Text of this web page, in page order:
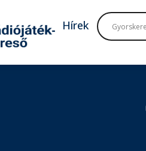
Hírek